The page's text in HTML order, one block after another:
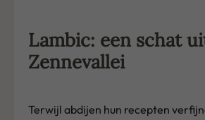
Lambic: een schat
Zennevallei
Terwijl abdijen hun recepten